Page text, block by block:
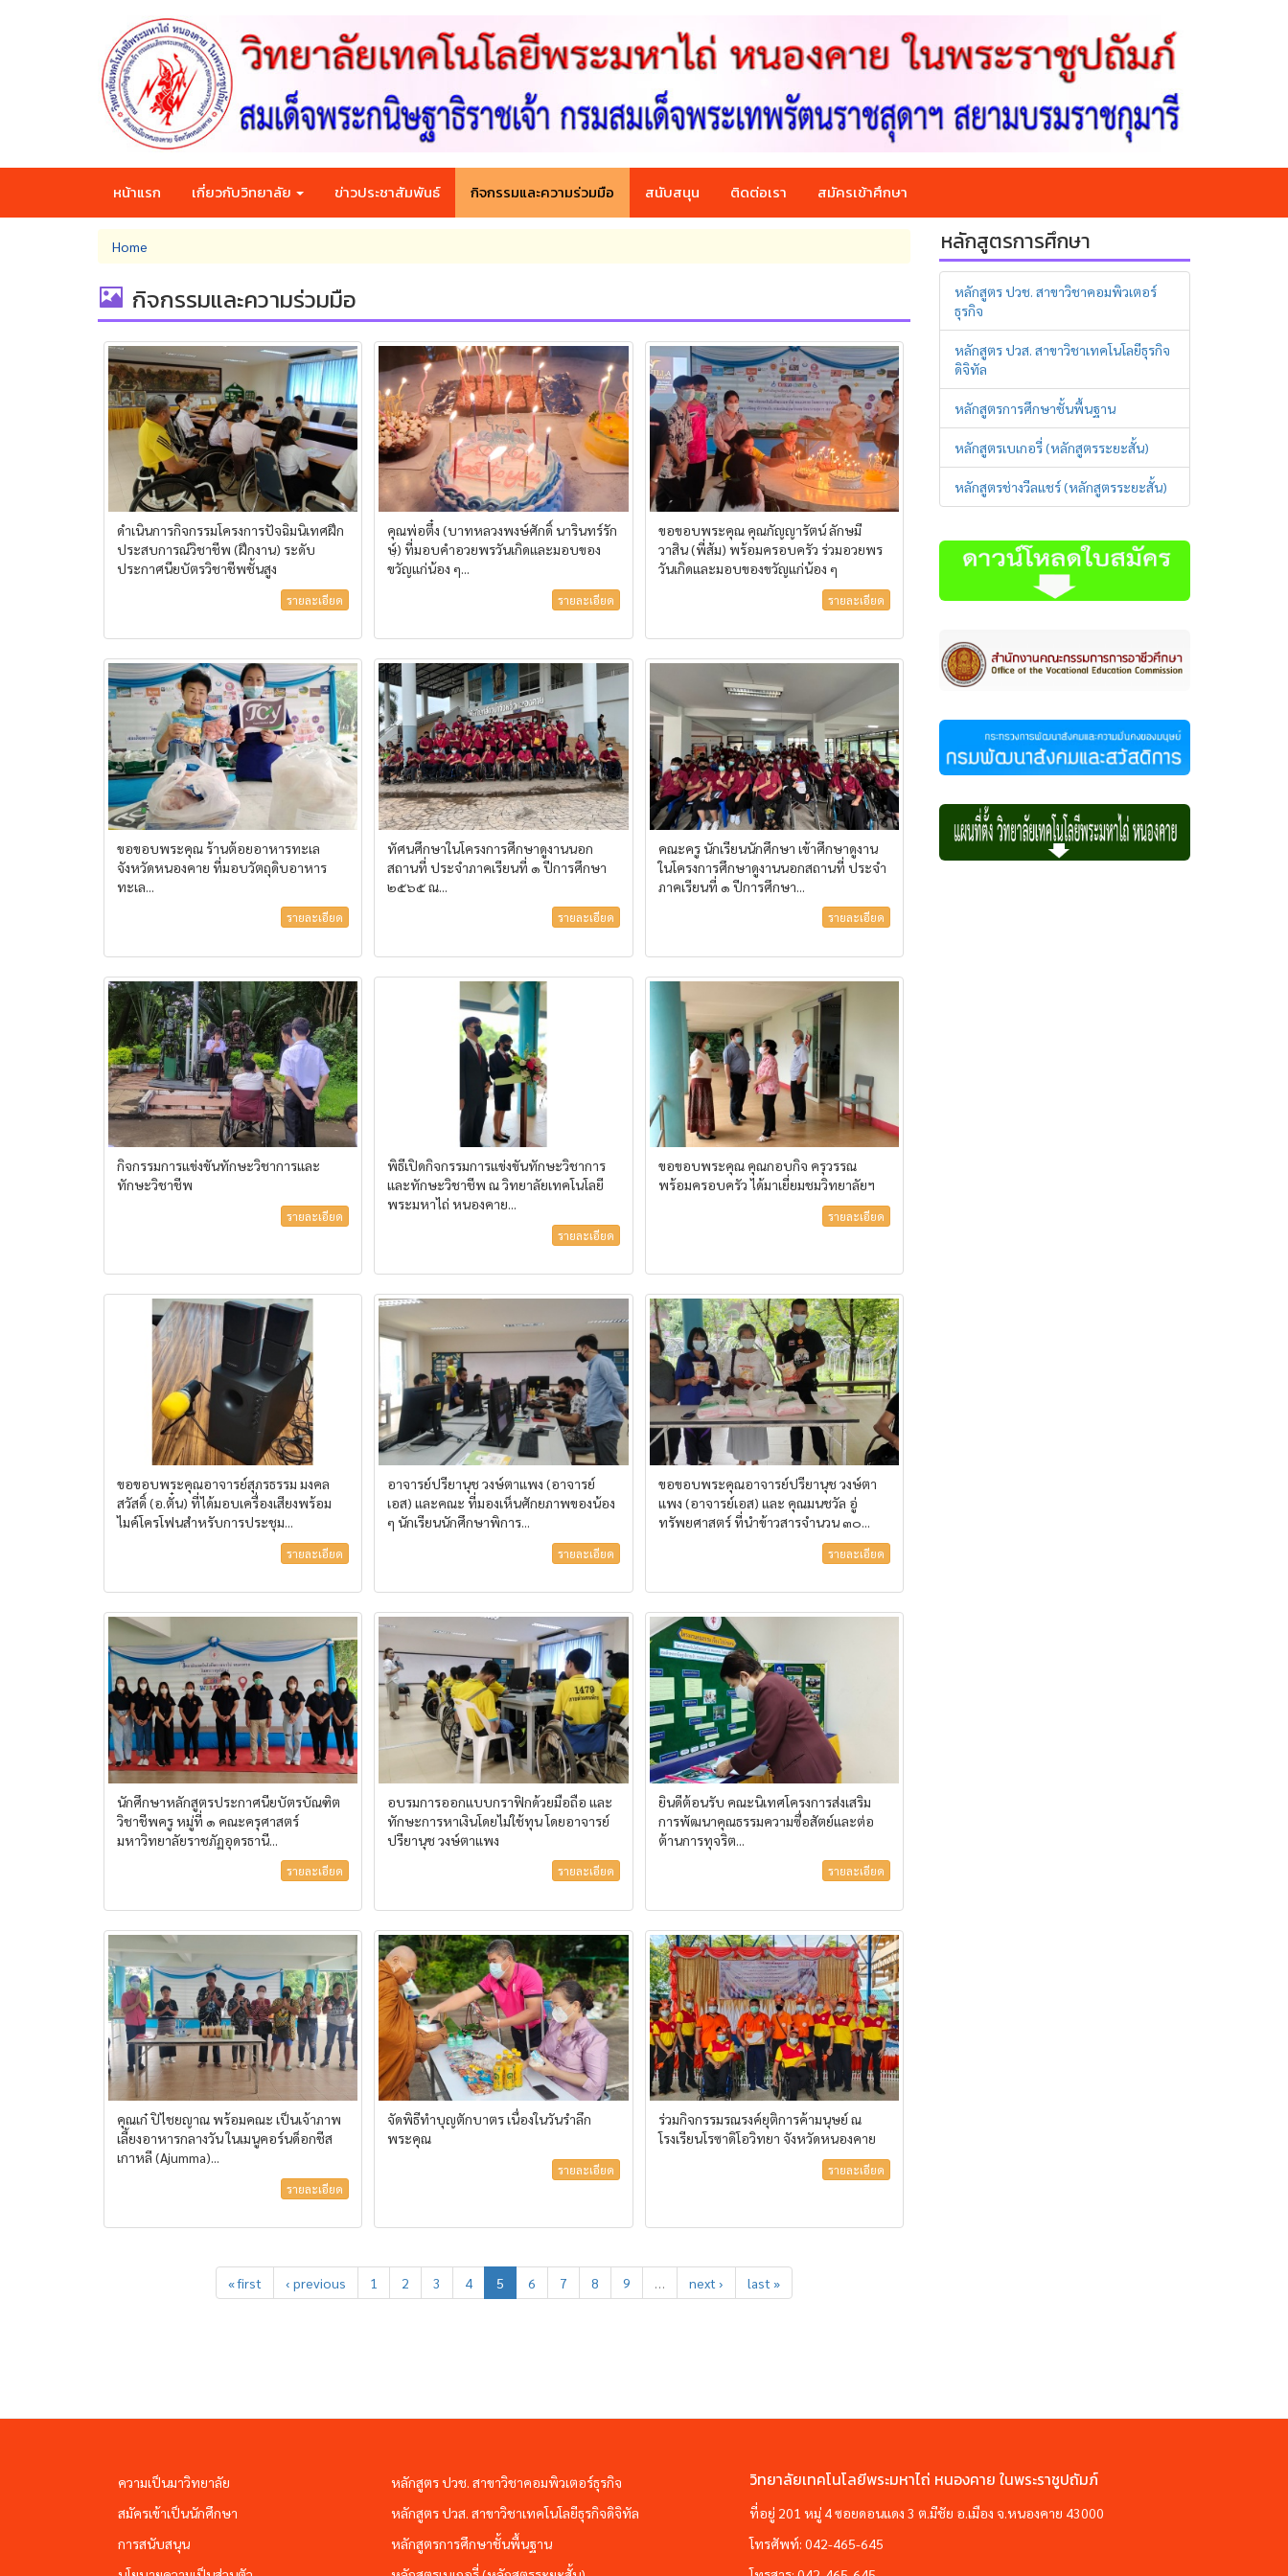
หน้าแรก เกี่ยวกับวิทยาลัย ข่าวประชาสัมพันธ์ กิจกรรมและความร่วมมือ สนับสนุน ติดต่อเรา สมัครเข้าศึกษา
You
are
here
Home
กิจกรรมและความร่วมมือ
ดำเนินการกิจกรรมโครงการปัจฉิมนิเทศฝึก
ประสบการณ์วิชาชีพ (ฝึกงาน) ระดับ
ประกาศนียบัตรวิชาชีพชั้นสูง
รายละเอียด
คุณพ่อตึ๋ง (บาทหลวงพงษ์ศักดิ์ นารินทร์รัก
ษฺ์) ที่มอบคำอวยพรวันเกิดและมอบของ
ขวัญแก่น้อง ๆ...
รายละเอียด
ขอขอบพระคุณ คุณกัญญารัตน์ ลักษมี
วาสิน (พี่ส้ม) พร้อมครอบครัว ร่วมอวยพร
วันเกิดและมอบของขวัญแก่น้อง ๆ
รายละเอียด
ขอขอบพระคุณ ร้านต้อยอาหารทะเล
จังหวัดหนองคาย ที่มอบวัตถุดิบอาหาร
ทะเล...
รายละเอียด
ทัศนศึกษาในโครงการศึกษาดูงานนอก
สถานที่ ประจำภาคเรียนที่ ๑ ปีการศึกษา
๒๕๖๕ ณ...
รายละเอียด
คณะครู นักเรียนนักศึกษา เข้าศึกษาดูงาน
ในโครงการศึกษาดูงานนอกสถานที่ ประจำ
ภาคเรียนที่ ๑ ปีการศึกษา...
รายละเอียด
กิจกรรมการแข่งขันทักษะวิชาการและ
ทักษะวิชาชีพ
รายละเอียด
พิธีเปิดกิจกรรมการแข่งขันทักษะวิชาการ
และทักษะวิชาชีพ ณ วิทยาลัยเทคโนโลยี
พระมหาไถ่ หนองคาย...
รายละเอียด
ขอขอบพระคุณ คุณกอบกิจ ครุวรรณ
พร้อมครอบครัว ได้มาเยี่ยมชมวิทยาลัยฯ
รายละเอียด
ขอขอบพระคุณอาจารย์สุภรธรรม มงคล
สวัสดิ์ (อ.ตั๋น) ที่ได้มอบเครื่องเสียงพร้อม
ไมค์โครโฟนสำหรับการประชุม...
รายละเอียด
อาจารย์ปรียานุช วงษ์ตาแพง (อาจารย์
เอส) และคณะ ที่มองเห็นศักยภาพของน้อง
ๆ นักเรียนนักศึกษาพิการ...
รายละเอียด
ขอขอบพระคุณอาจารย์ปรียานุช วงษ์ตา
แพง (อาจารย์เอส) และ คุณมนชวัล อู่
ทรัพยศาสตร์ ที่นำข้าวสารจำนวน ๓๐...
รายละเอียด
นักศึกษาหลักสูตรประกาศนียบัตรบัณฑิต
วิชาชีพครู หมู่ที่ ๑ คณะครุศาสตร์
มหาวิทยาลัยราชภัฏอุดรธานี...
รายละเอียด
อบรมการออกแบบกราฟิกด้วยมือถือ และ
ทักษะการหาเงินโดยไม่ใช้ทุน โดยอาจารย์
ปรียานุช วงษ์ตาแพง
รายละเอียด
ยินดีต้อนรับ คณะนิเทศโครงการส่งเสริม
การพัฒนาคุณธรรมความซื่อสัตย์และต่อ
ต้านการทุจริต...
รายละเอียด
คุณเก๋ ปิไชยญาณ พร้อมคณะ เป็นเจ้าภาพ
เลี้ยงอาหารกลางวัน ในเมนูคอร์นด็อกชีส
เกาหลี (Ajumma)...
รายละเอียด
จัดพิธีทำบุญตักบาตร เนื่องในวันรำลึก
พระคุณ
รายละเอียด
ร่วมกิจกรรมรณรงค์ยุติการค้ามนุษย์ ณ
โรงเรียนโรซาดิโอวิทยา จังหวัดหนองคาย
รายละเอียด
« first ‹ previous 1 2 3 4 5 6 7 8 9 … next › last »
หลักสูตรการศึกษา
หลักสูตร ปวช. สาขาวิชาคอมพิวเตอร์
ธุรกิจ
หลักสูตร ปวส. สาขาวิชาเทคโนโลยีธุรกิจ
ดิจิทัล
หลักสูตรการศึกษาชั้นพื้นฐาน
หลักสูตรเบเกอรี่ (หลักสูตรระยะสั้น)
หลักสูตรช่างวีลแชร์ (หลักสูตรระยะสั้น)
ความเป็นมาวิทยาลัย
สมัครเข้าเป็นนักศึกษา
การสนับสนุน
หลักสูตร ปวช. สาขาวิชาคอมพิวเตอร์ธุรกิจ
หลักสูตร ปวส. สาขาวิชาเทคโนโลยีธุรกิจดิจิทัล
หลักสูตรการศึกษาชั้นพื้นฐาน
วิทยาลัยเทคโนโลยีพระมหาไถ่ หนองคาย ในพระราชูปถัมภ์
ที่อยู่ 201 หมู่ 4 ซอยดอนแดง 3 ต.มีชัย อ.เมือง จ.หนองคาย 43000
โทรศัพท์: 042-465-645